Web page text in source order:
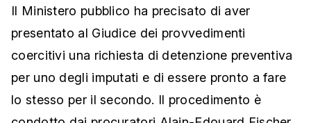
Il Ministero pubblico ha precisato di aver
presentato al Giudice dei provvedimenti
coercitivi una richiesta di detenzione preventiva
per uno degli imputati e di essere pronto a fare
lo stesso per il secondo. Il procedimento è